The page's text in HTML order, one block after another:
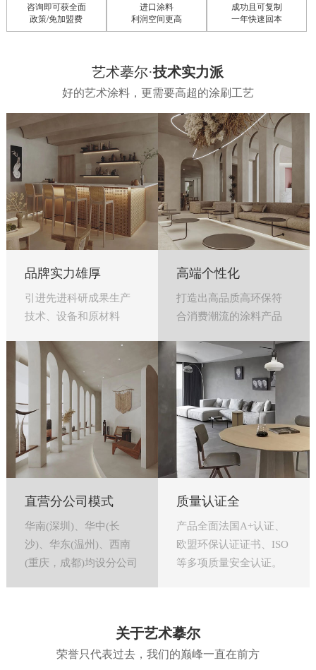
从开店到经营
全程提供指导
10大培训体系
实操手把手指导
免费售后支持
让你无售后之忧
艺术摹尔·技术实力派
好的艺术涂料，更需要高超的涂刷工艺
品牌实力雄厚
引进先进科研成果生产
技术、设备和原材料
高端个性化
打造出高品质高环保符
合消费潮流的涂料产品
直营分公司模式
华南(深圳)、华中(长
沙)、华东(温州)、西南
(重庆，成都)均设分公司
质量认证全
产品全面法国A+认证、
欧盟环保认证证书、ISO
等多项质量安全认证。
关于艺术摹尔
荣誉只代表过去，我们的巅峰一直在前方